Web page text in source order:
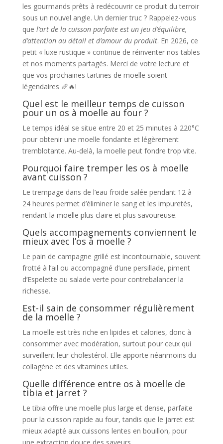
les gourmands prêts à redécouvrir ce produit du terroir
sous un nouvel angle. Un dernier truc ? Rappelez-vous
que l’art de la cuisson parfaite est un jeu d’équilibre,
d’attention au détail et d’amour du produit. En 2026, ce
petit « luxe rustique » continue de réinventer nos tables
et nos moments partagés. Merci de votre lecture et
que vos prochaines tartines de moelle soient
légendaires 🥖🔥!
Quel est le meilleur temps de cuisson
pour un os à moelle au four ?
Le temps idéal se situe entre 20 et 25 minutes à 220°C
pour obtenir une moelle fondante et légèrement
tremblotante. Au-delà, la moelle peut fondre trop vite.
Pourquoi faire tremper les os à moelle
avant cuisson ?
Le trempage dans de l’eau froide salée pendant 12 à
24 heures permet d’éliminer le sang et les impuretés,
rendant la moelle plus claire et plus savoureuse.
Quels accompagnements conviennent le
mieux avec l’os à moelle ?
Le pain de campagne grillé est incontournable, souvent
frotté à l’ail ou accompagné d’une persillade, piment
d’Espelette ou salade verte pour contrebalancer la
richesse.
Est-il sain de consommer régulièrement
de la moelle ?
La moelle est très riche en lipides et calories, donc à
consommer avec modération, surtout pour ceux qui
surveillent leur cholestérol. Elle apporte néanmoins du
collagène et des vitamines utiles.
Quelle différence entre os à moelle de
tibia et jarret ?
Le tibia offre une moelle plus large et dense, parfaite
pour la cuisson rapide au four, tandis que le jarret est
mieux adapté aux cuissons lentes en bouillon, pour
une extraction douce des saveurs.